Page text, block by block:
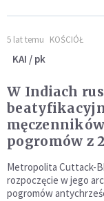
5 lat temu KOŚCIÓŁ
KAI / pk
W Indiach
pogromów z
Metropolita Cuttack-
rozpoczęcie w jego
pogromów